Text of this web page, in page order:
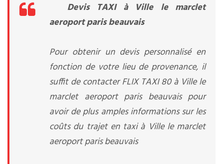
Devis TAXI à Ville le marclet
aeroport paris beauvais
Pour obtenir un devis personnalisé en
fonction de votre lieu de provenance, il
suffit de contacter FLIX TAXI 80 à Ville le
marclet aeroport paris beauvais pour
avoir de plus amples informations sur les
coûts du trajet en taxi à Ville le marclet
aeroport paris beauvais